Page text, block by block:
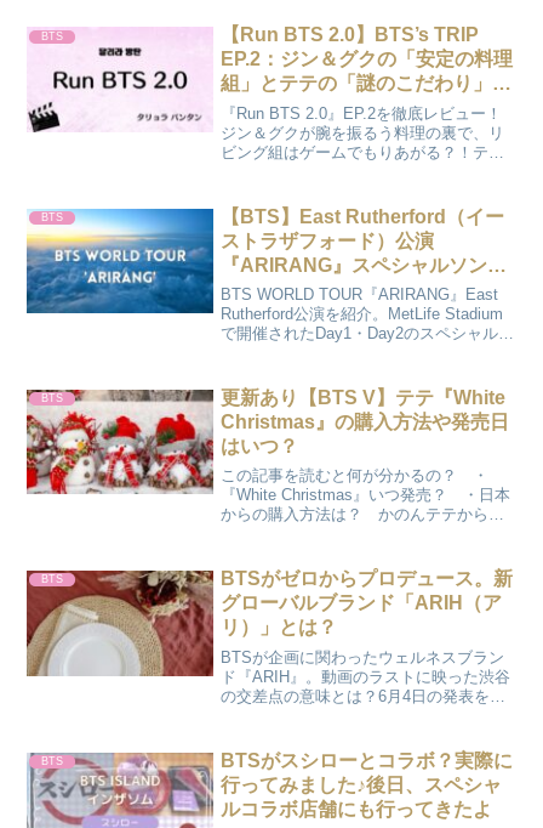
합 #X...
BTS
【Run BTS 2.0】BTS’s TRIP
EP.2：ジン＆グクの「安定の料理
組」とテテの「謎のこだわり」…
何年たっても変わらない7人の“実
家感”に涙と爆笑！
（2026/04/30）
『Run BTS 2.0』EP.2を徹底レビュー！
ジン＆グクが腕を振るう料理の裏で、リ
ビング組はゲームでもりあがる？！テテ
い絆まで、見どころを熱量たっぷりに解
説します。
BTS
【BTS】East Rutherford（イー
ストラザフォード）公演
『ARIRANG』スペシャルソング
＆公式Instagram・海外ARMYフ
ァンカメまとめ【随時更新】
BTS WORLD TOUR『ARIRANG』East
Rutherford公演を紹介。MetLife Stadium
で開催されたDay1・Day2のスペシャルソ
カメまでまとめます。
BTS
更新あり【BTS V】テテ『White
Christmas』の購入方法や発売日
はいつ？
この記事を読むと何が分かるの？ ・
『White Christmas』いつ発売？ ・日本
からの購入方法は？ かのんテテからの
ー）とBTS V （...
BTS
BTSがゼロからプロデュース。新
グローバルブランド「ARIH（ア
リ）」とは？
BTSが企画に関わったウェルネスブラン
ド『ARIH』。動画のラストに映った渋谷
の交差点の意味とは？6月4日の発表を前
ァンの期待と本音をまとめました。
BTS
BTSがスシローとコラボ？実際に
行ってみました♪後日、スペシャ
ルコラボ店舗にも行ってきたよ